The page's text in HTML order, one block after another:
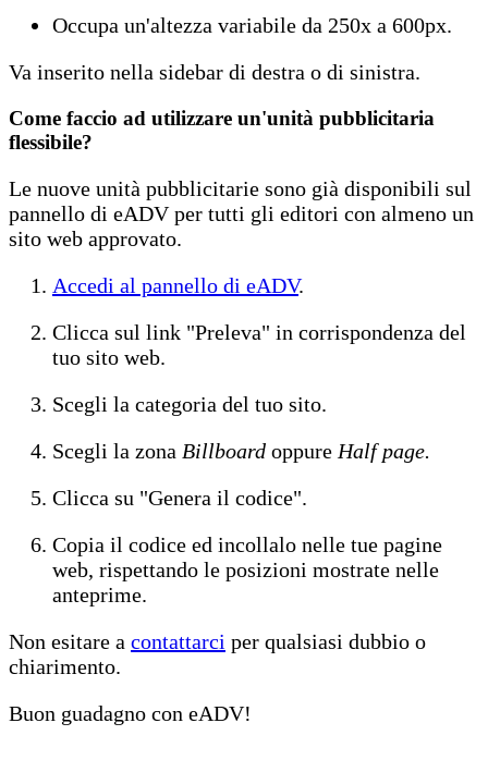
Occupa un'altezza variabile da 250x a 600px.
Va inserito nella sidebar di destra o di sinistra.
Come faccio ad utilizzare un'unità pubblicitaria
flessibile?
Le nuove unità pubblicitarie sono già disponibili sul
pannello di eADV per tutti gli editori con almeno un
sito web approvato.
Accedi al pannello di eADV.
Clicca sul link "Preleva" in corrispondenza del
tuo sito web.
Scegli la categoria del tuo sito.
Scegli la zona Billboard oppure Half page.
Clicca su "Genera il codice".
Copia il codice ed incollalo nelle tue pagine
web, rispettando le posizioni mostrate nelle
anteprime.
Non esitare a contattarci per qualsiasi dubbio o
chiarimento.
Buon guadagno con eADV!